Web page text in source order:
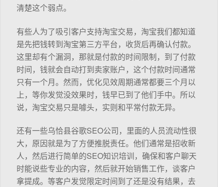
清楚这个弱点。
有些人为了吸引客户支持淘宝交易，淘宝我们都知道
是先把钱转到淘宝第三方平台，收货后再确认付款。
这里却有个漏洞，那就是付款的时间限制，到了付款
时间，钱就会自动打到卖家账户，这个付款时间通常
只有一个月。然而，优化见效周期通常都要三个月以
上，等你发觉没效果时，钱早已到了他们手中。所以
说，淘宝交易只是噱头，实则和平常付款无异。
还有一些乌恰县谷歌SEO公司，里面的人员流动性很
大，原因就是为了方便推脱责任。他们通常是招收新
人，然后进行简单的SEO知识培训，确保和客户聊天
时能说些专业的内容，然后就开始销售工作，谈客户
拿提成。等客户发觉限定时间到了还是没有结果，去